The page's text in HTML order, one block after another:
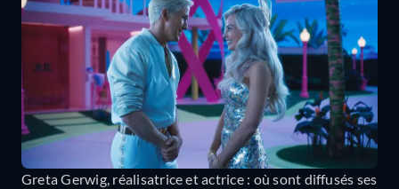
Greta Gerwig, réalisatrice et actrice : où sont diffusés ses